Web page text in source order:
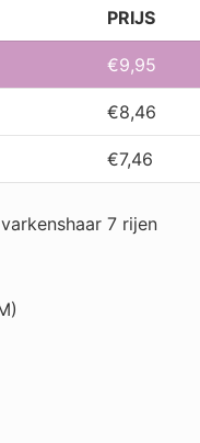
PRIJS
€9,95
€8,46
€7,46
7 rijen